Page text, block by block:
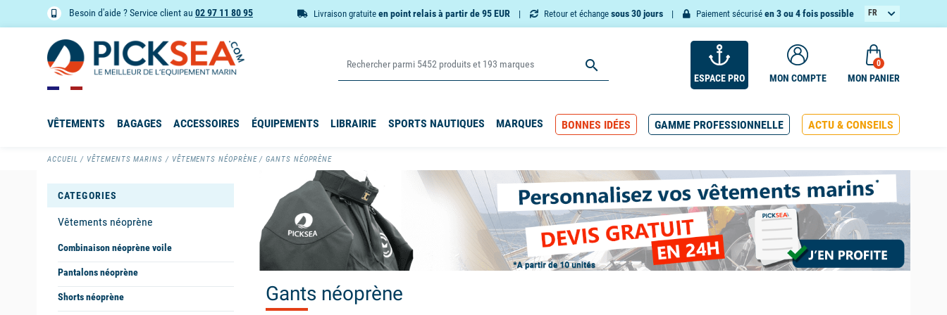
Besoin d'aide ? Service client au 02 97 11 80 95 Livraison gratuite en point relais à partir de 95 EUR Retour et échange sous 30 jours Paiement sécurisé en 3 ou 4 fois possible
FR
EN

ESPACE PRO MON COMPTE
0
MON PANIER
VÊTEMENTS BAGAGES ACCESSOIRES ÉQUIPEMENTS LIBRAIRIE SPORTS NAUTIQUES MARQUES BONNES IDÉES GAMME PROFESSIONNELLE ACTU & CONSEILS
ACCUEIL VÊTEMENTS MARINS VÊTEMENTS NÉOPRÈNE GANTS NÉOPRÈNE
CATEGORIES
Vêtements néoprène
Combinaison néoprène voile
Pantalons néoprène
Shorts néoprène Gants néoprène